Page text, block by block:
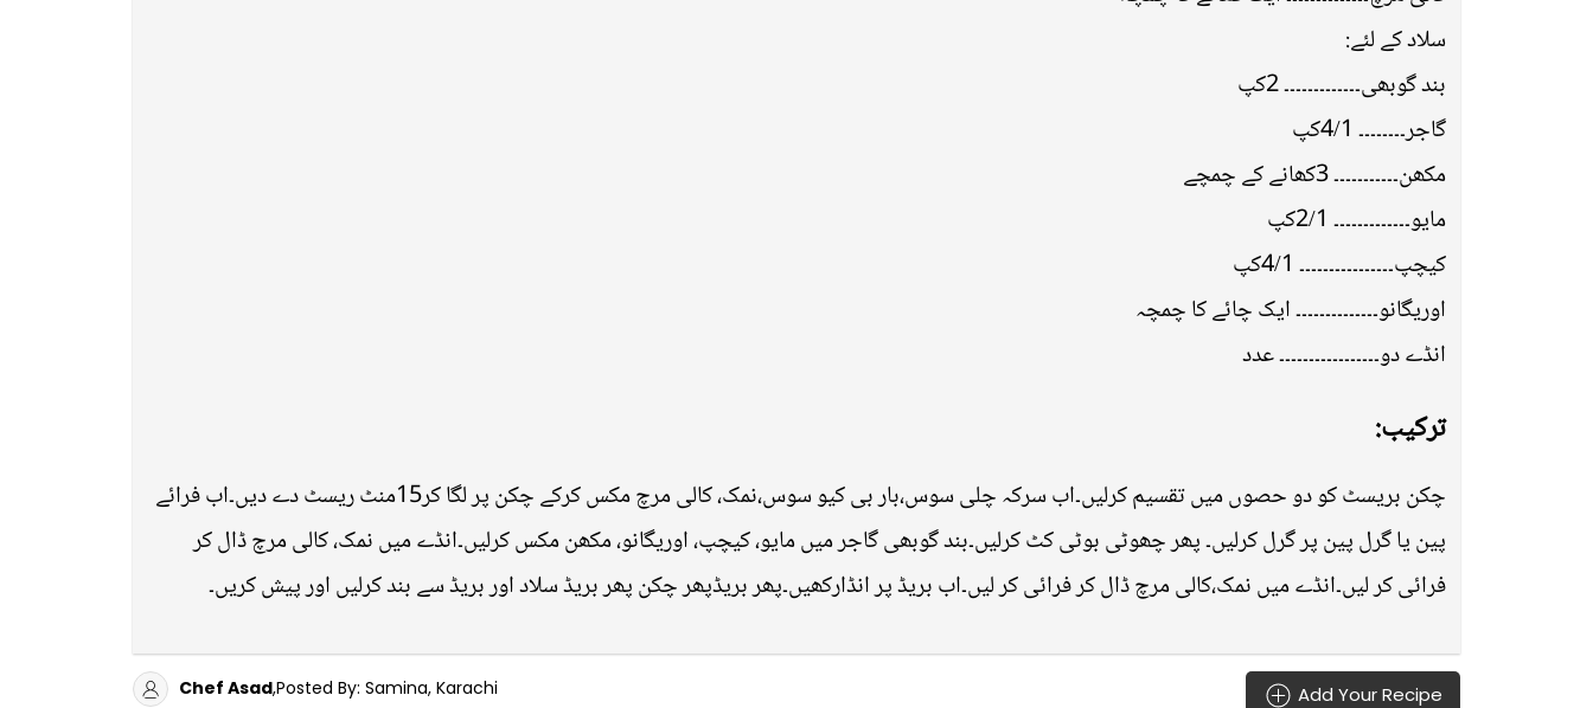
سلاد کے لئے:
بند گوبھی۔۔۔۔۔۔۔۔۔۔۔۔۔ 2کپ
گاجر۔۔۔۔۔۔۔۔ 4/1کپ
مکھن۔۔۔۔۔۔۔۔۔۔۔ 3کھانے کے چمچے
مایو۔۔۔۔۔۔۔۔۔۔۔۔۔ 2/1کپ
کیچپ۔۔۔۔۔۔۔۔۔۔۔۔۔۔۔۔ 4/1کپ
اوریگانو۔۔۔۔۔۔۔۔۔۔۔۔۔۔ ایک چائے کا چمچہ
انڈے دو۔۔۔۔۔۔۔۔۔۔۔۔۔۔۔۔۔ عدد
ترکیب:
چکن بریسٹ کو دو حصوں میں تقسیم کرلیں۔اب سرکہ چلی سوس،بار بی کیو سوس،نمک، کالی مرچ مکس کرکے چکن پر لگا کر15منٹ ریسٹ دے دیں۔اب فرائے
پین یا گرل پین پر گرل کرلیں۔ پھر چھوٹی بوٹی کٹ کرلیں۔بند گوبھی گاجر میں مایو، کیچپ، اوریگانو، مکھن مکس کرلیں۔انڈے میں نمک، کالی مرچ ڈال کر
فرائی کر لیں۔انڈے میں نمک،کالی مرچ ڈال کر فرائی کر لیں۔اب بریڈ پر انڈارکھیں۔پھر بریڈپھر چکن پھر بریڈ سلاد اور بریڈ سے بند کرلیں اور پیش کریں۔
Chef Asad,Posted By: Samina, Karachi Add Your Recipe